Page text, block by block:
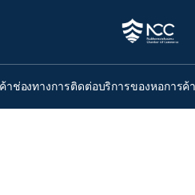
าช่องทางการติดต่อบริการของหอการค้า